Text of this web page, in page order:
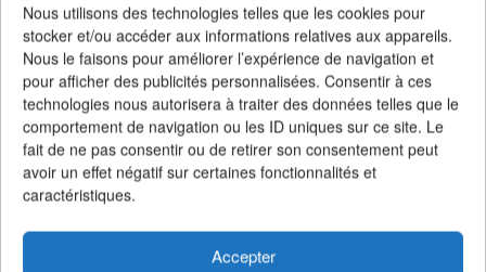
Nous utilisons des technologies telles que les cookies pour
stocker et/ou accéder aux informations relatives aux appareils.
Nous le faisons pour améliorer l’expérience de navigation et
pour afficher des publicités personnalisées. Consentir à ces
technologies nous autorisera à traiter des données telles que le
comportement de navigation ou les ID uniques sur ce site. Le
fait de ne pas consentir ou de retirer son consentement peut
avoir un effet négatif sur certaines fonctionnalités et
caractéristiques.
Accepter